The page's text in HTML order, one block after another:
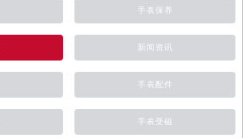
手表保养
新闻资讯
手表配件
手表受磁